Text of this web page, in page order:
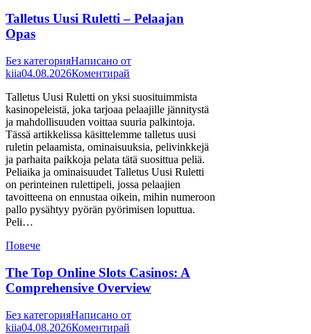
Talletus Uusi Ruletti – Pelaajan
Opas
Без категорияНаписано от
kiia04.08.2026Коментирай
Talletus Uusi Ruletti on yksi suosituimmista
kasinopeleistä, joka tarjoaa pelaajille jännitystä
ja mahdollisuuden voittaa suuria palkintoja.
Tässä artikkelissa käsittelemme talletus uusi
ruletin pelaamista, ominaisuuksia, pelivinkkejä
ja parhaita paikkoja pelata tätä suosittua peliä.
Peliaika ja ominaisuudet Talletus Uusi Ruletti
on perinteinen rulettipeli, jossa pelaajien
tavoitteena on ennustaa oikein, mihin numeroon
pallo pysähtyy pyörän pyörimisen loputtua.
Peli…
Повече
The Top Online Slots Casinos: A
Comprehensive Overview
Без категорияНаписано от
kiia04.08.2026Коментирай